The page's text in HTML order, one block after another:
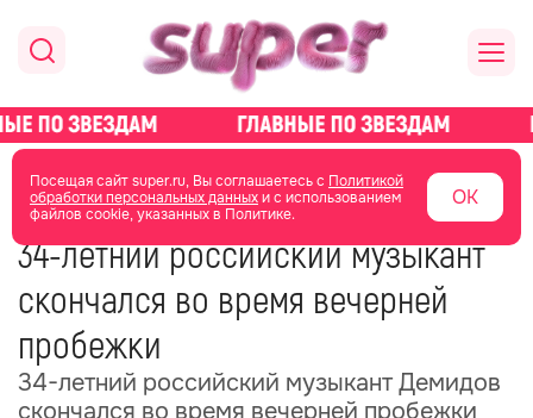
Посещая сайт super.ru, Вы соглашаетесь с Политикой
обработки персональных данныхи с использованием
файлов cookie, указанных в Политике.
ОК
главная общество
20 июня 2025 05:44
34-летний российский музыкант
скончался во время вечерней
пробежки
34-летний российский музыкант Демидов
скончался во время вечерней пробежки